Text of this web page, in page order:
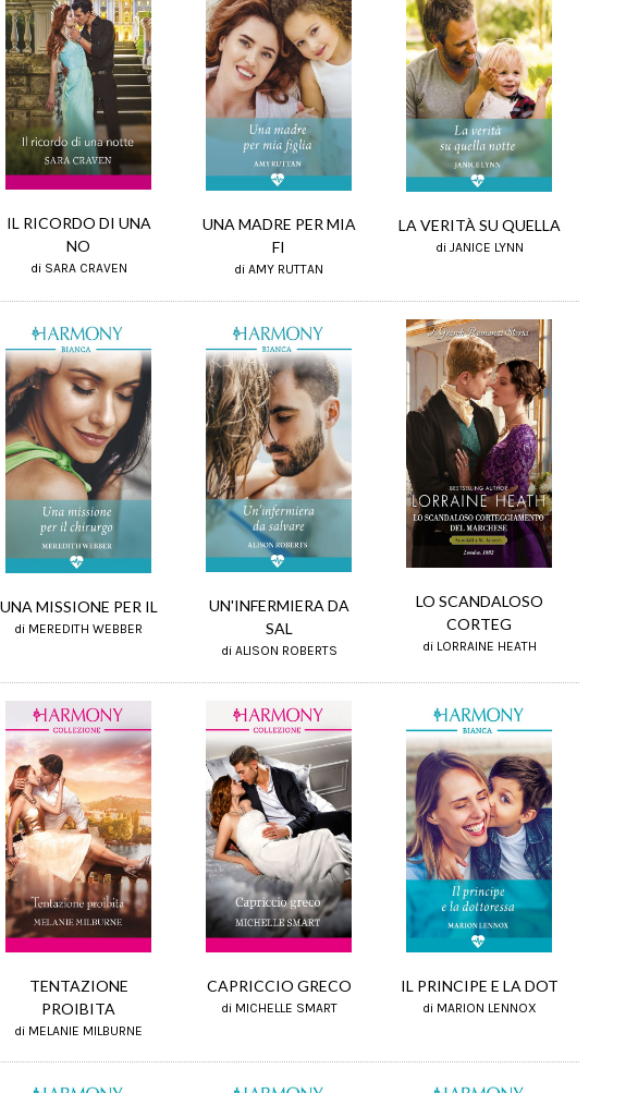
IL RICORDO DI UNA
NO
di SARA CRAVEN
UNA MADRE PER MIA
FI
di AMY RUTTAN
LA VERITÀ SU QUELLA
di JANICE LYNN
UNA MISSIONE PER IL
di MEREDITH WEBBER
UN'INFERMIERA DA
SAL
di ALISON ROBERTS
LO SCANDALOSO
CORTEG
di LORRAINE HEATH
TENTAZIONE
PROIBITA
di MELANIE MILBURNE
CAPRICCIO GRECO
di MICHELLE SMART
IL PRINCIPE E LA DOT
di MARION LENNOX